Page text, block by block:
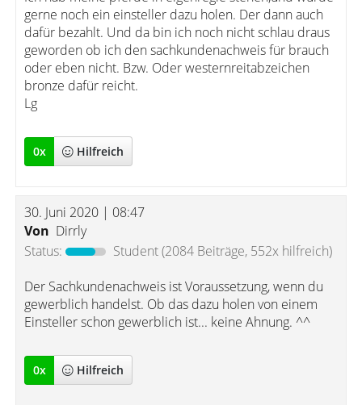
gerne noch ein einsteller dazu holen. Der dann auch
dafür bezahlt. Und da bin ich noch nicht schlau draus
geworden ob ich den sachkundenachweis für brauch
oder eben nicht. Bzw. Oder westernreitabzeichen
bronze dafür reicht.
Lg
0x Hilfreich
30. Juni 2020 | 08:47
Von Dirrly
Status:
Student(2084 Beiträge, 552x hilfreich)
Der Sachkundenachweis ist Voraussetzung, wenn du
gewerblich handelst. Ob das dazu holen von einem
Einsteller schon gewerblich ist... keine Ahnung. ^^
0x Hilfreich